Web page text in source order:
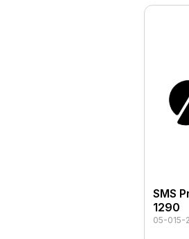
SMS
1290
05-015-2